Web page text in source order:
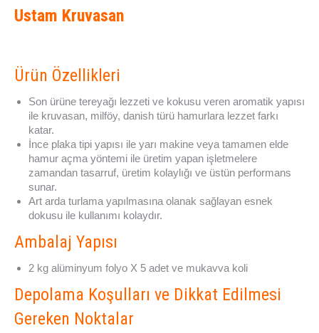
Ustam Kruvasan
Ürün Özellikleri
Son ürüne tereyağı lezzeti ve kokusu veren aromatik yapısı
ile kruvasan, milföy, danish türü hamurlara lezzet farkı
katar.
İnce plaka tipi yapısı ile yarı makine veya tamamen elde
hamur açma yöntemi ile üretim yapan işletmelere
zamandan tasarruf, üretim kolaylığı ve üstün performans
sunar.
Art arda turlama yapılmasına olanak sağlayan esnek
dokusu ile kullanımı kolaydır.
Ambalaj Yapısı
2 kg alüminyum folyo X 5 adet ve mukavva koli
Depolama Koşulları ve Dikkat Edilmesi
Gereken Noktalar